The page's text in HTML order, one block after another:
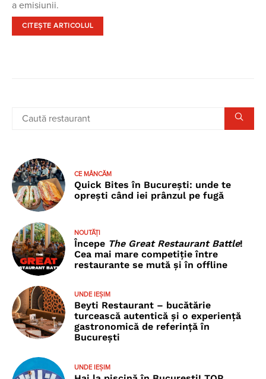
a emisiunii.
CITEȘTE ARTICOLUL
CE MÂNCĂM
Quick Bites în București: unde te
oprești când iei prânzul pe fugă
NOUTĂȚI
Începe The Great Restaurant Battle!
Cea mai mare competiție între
restaurante se mută și în offline
UNDE IEȘIM
Beyti Restaurant – bucătărie
turcească autentică și o experiență
gastronomică de referință în
București
UNDE IEȘIM